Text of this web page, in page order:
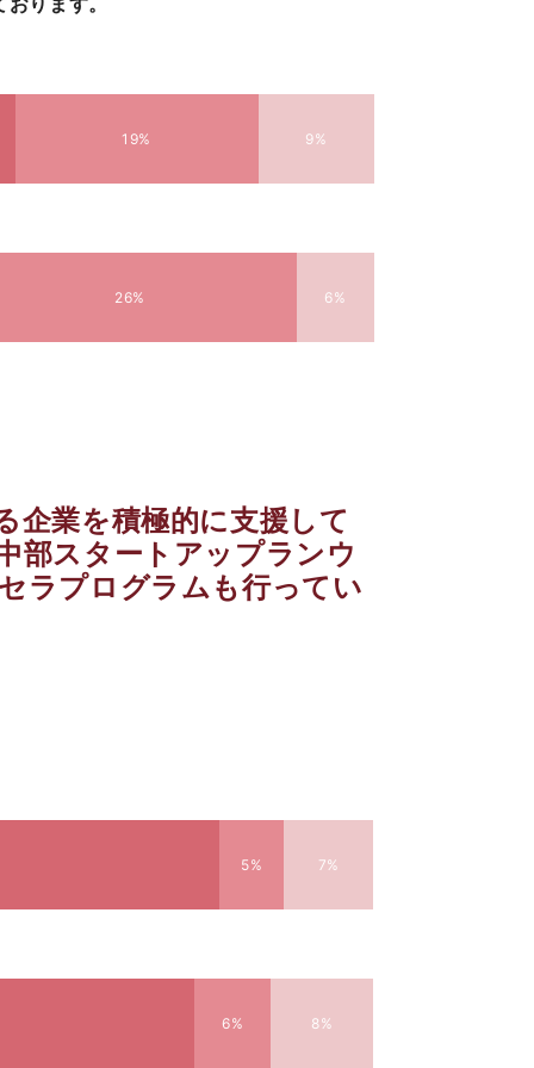
19% 9%
26% 6%
企業を積極的に支援して
部スタートアップランウ
ラプログラムも行ってい
5% 7%
6% 8%